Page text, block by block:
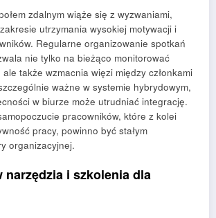
zdalnym wiąże się z wyzwaniami,
utrzymania wysokiej motywacji i
Regularne organizowanie spotkań
nie tylko na bieżąco monitorować
także wzmacnia więzi między członkami
ważne w systemie hybrydowym,
w biurze może utrudniać integrację.
pracowników, które z kolei
pracy, powinno być stałym
organizacyjnej.
narzędzia i szkolenia dla